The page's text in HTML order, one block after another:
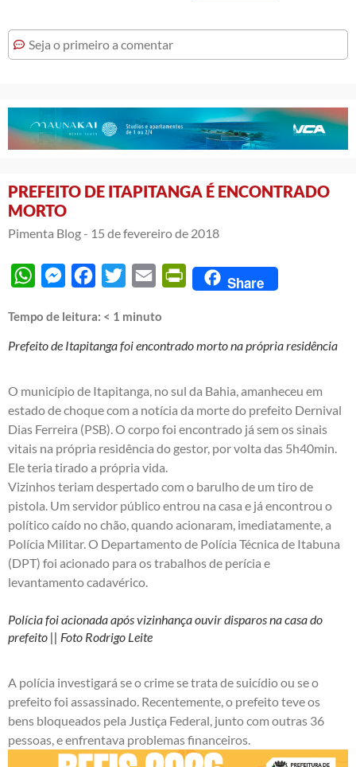
Seja o primeiro a comentar
PREFEITO DE ITAPITANGA É ENCONTRADO
MORTO
Pimenta Blog - 15 de fevereiro de 2018
WhatsAppMessengerFacebook
Twitter Email PrintFriendly
Share
Tempo de leitura: < 1 minuto
Prefeito de Itapitanga foi encontrado morto na própria residência
O município de Itapitanga, no sul da Bahia, amanheceu em
estado de choque com a notícia da morte do prefeito Dernival
Dias Ferreira (PSB). O corpo foi encontrado já sem os sinais
vitais na própria residência do gestor, por volta das 5h40min.
Ele teria tirado a própria vida.
Vizinhos teriam despertado com o barulho de um tiro de
pistola. Um servidor público entrou na casa e já encontrou o
político caído no chão, quando acionaram, imediatamente, a
Polícia Militar. O Departamento de Polícia Técnica de Itabuna
(DPT) foi acionado para os trabalhos de perícia e
levantamento cadavérico.
Polícia foi acionada após vizinhança ouvir disparos na casa do
prefeito || Foto Rodrigo Leite
A polícia investigará se o crime se trata de suicídio ou se o
prefeito foi assassinado. Recentemente, o prefeito teve os
bens bloqueados pela Justiça Federal, junto com outras 36
pessoas , e enfrentava problemas financeiros.